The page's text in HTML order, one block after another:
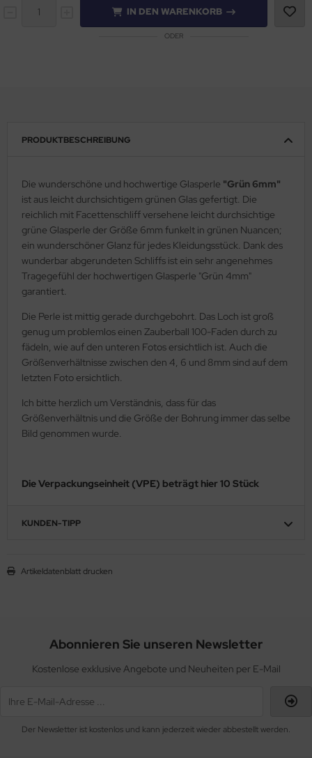
IN DEN WARENKORB
ODER
PRODUKTBESCHREIBUNG
Die wunderschöne und hochwertige Glasperle "Grün 6mm"
ist aus leicht durchsichtigem grünen Glas gefertigt. Die
reichlich mit Facettenschliff versehene leicht durchsichtige
grüne Glasperle der Größe 6mm funkelt in grünen Nuancen;
ein wunderschöner Glanz für jedes Kleidungsstück. Dank des
wunderbar abgerundeten Schliffs ist ein sehr angenehmes
Tragegefühl der hochwertigen Glasperle "Grün 4mm"
garantiert.
Die Perle ist mittig gerade durchgebohrt. Das Loch ist groß
genug um problemlos einen Zauberball 100-Faden durch zu
fädeln, wie auf den unteren Fotos ersichtlich ist. Auch die
Größenverhältnisse zwischen den 4, 6 und 8mm sind auf dem
letzten Foto ersichtlich.
Ich bitte herzlich um Verständnis, dass für das
Größenverhältnis und die Größe der Bohrung immer das selbe
Bild genommen wurde.
Die Verpackungseinheit (VPE) beträgt hier 10 Stück
KUNDEN-TIPP
Artikeldatenblatt drucken
Abonnieren Sie unseren Newsletter
Kostenlose exklusive Angebote und Neuheiten per E-Mail
Der Newsletter ist kostenlos und kann jederzeit wieder abbestellt werden.